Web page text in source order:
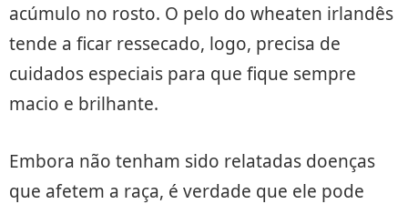
acúmulo no rosto. O pelo do wheaten irlandês
tende a ficar ressecado, logo, precisa de
cuidados especiais para que fique sempre
macio e brilhante.
Embora não tenham sido relatadas doenças
que afetem a raça, é verdade que ele pode